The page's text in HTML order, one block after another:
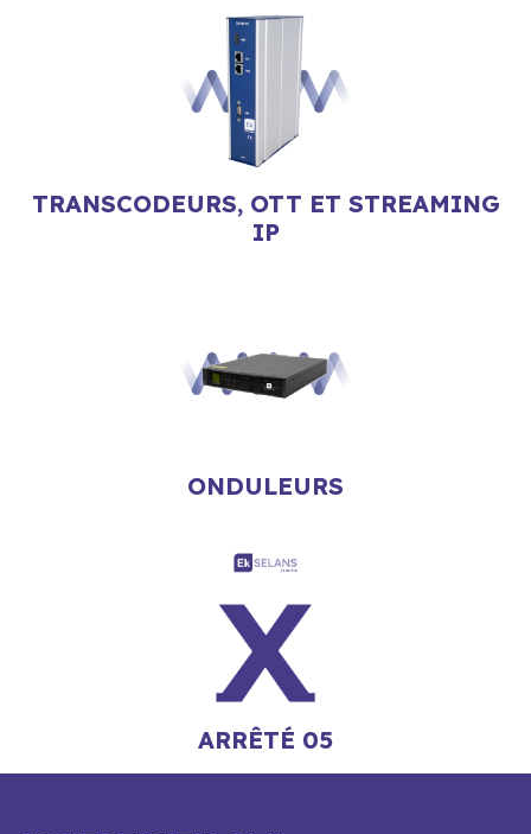
TRANSCODEURS, OTT ET STREAMING
IP
ONDULEURS
ARRÊTÉ 05